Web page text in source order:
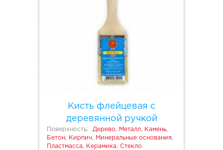
Кисть флейцевая с
деревянной ручкой
Поверхность:
Дерево, Металл, Камень,
Бетон, Кирпич, Минеральные основания,
Пластмасса, Керамика, Стекло